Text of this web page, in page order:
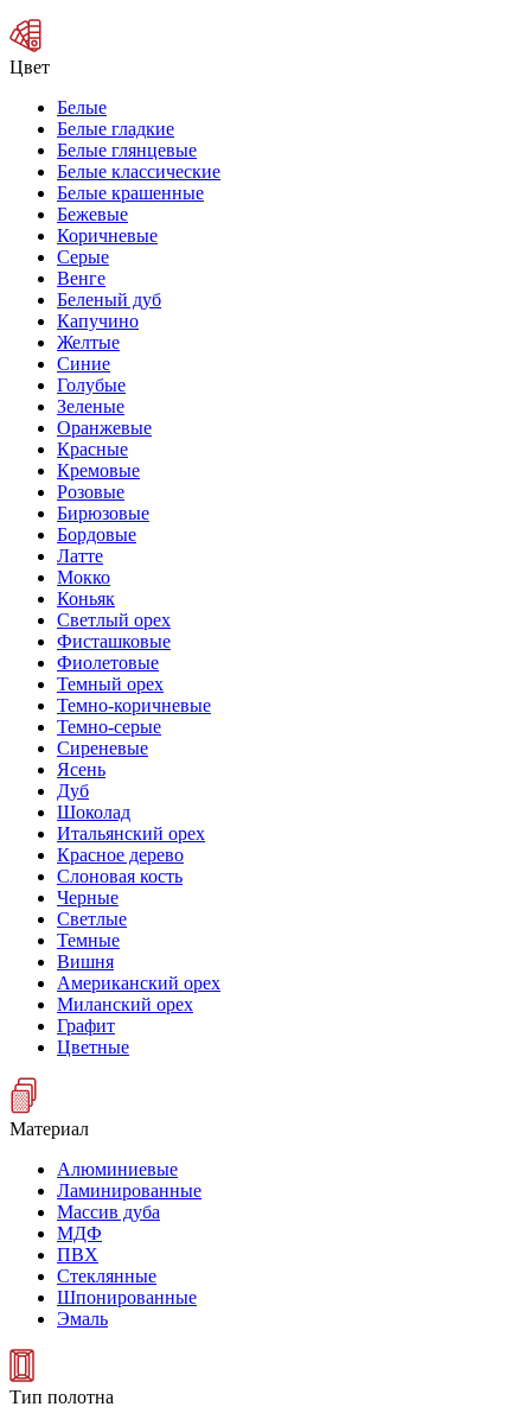
Цвет
Белые
Белые гладкие
Белые глянцевые
Белые классические
Белые крашенные
Бежевые
Коричневые
Серые
Венге
Беленый дуб
Капучино
Желтые
Синие
Голубые
Зеленые
Оранжевые
Красные
Кремовые
Розовые
Бирюзовые
Бордовые
Латте
Мокко
Коньяк
Светлый орех
Фисташковые
Фиолетовые
Темный орех
Темно-коричневые
Темно-серые
Сиреневые
Ясень
Дуб
Шоколад
Итальянский орех
Красное дерево
Слоновая кость
Черные
Светлые
Темные
Вишня
Американский орех
Миланский орех
Графит
Цветные
Материал
Алюминиевые
Ламинированные
Массив дуба
МДФ
ПВХ
Стеклянные
Шпонированные
Эмаль
Тип полотна